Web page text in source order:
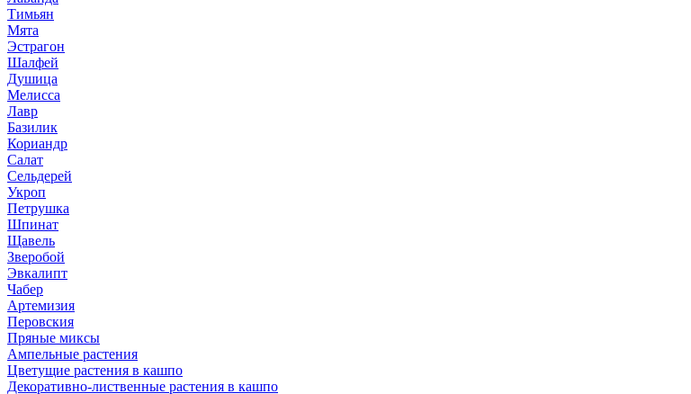
Тимьян
Мята
Эстрагон
Шалфей
Душица
Мелисса
Лавр
Базилик
Кориандр
Салат
Сельдерей
Укроп
Петрушка
Шпинат
Щавель
Зверобой
Эвкалипт
Чабер
Артемизия
Перовския
Пряные миксы
Ампельные растения
Цветущие растения в кашпо
Декоративно-лиственные растения в кашпо